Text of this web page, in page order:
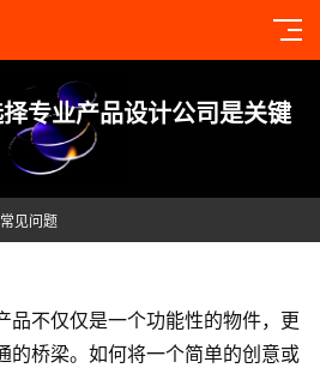
专业产品设计公司是关键
常见问题
品不仅仅是一个功能性的物件，更
的桥梁。如何将一个简单的创意或